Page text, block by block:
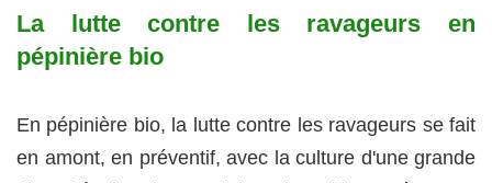
La lutte contre les ravageurs en
pépinière bio
En pépinière bio, la lutte contre les ravageurs se fait
en amont, en préventif, avec la culture d'une grande